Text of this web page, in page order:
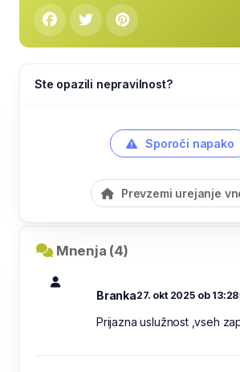
Ste opazili nepravilnost?
Sporoči napako
Prevzemi urejanje
Mnenja (4)
Branka27. okt 2025 ob 13:28
Prijazna uslužnost ,vseh